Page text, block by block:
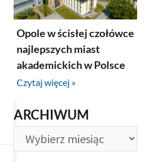
Opole w ścisłej czołówce
najlepszych miast
akademickich w Polsce
Czytaj więcej »
ARCHIWUM
ARCHIWUM